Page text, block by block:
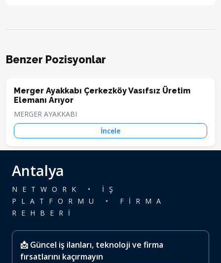
Benzer Pozisyonlar
Merger Ayakkabı Çerkezköy Vasıfsız Üretim
Elemanı Arıyor
MERGER AYAKKABI
İncele
Antalya
NETWORK • İŞ
PLATFORMU • FİRMA
REHBERİ
📩 Güncel iş ilanları, teknoloji ve firma
fırsatlarını kaçırmayın